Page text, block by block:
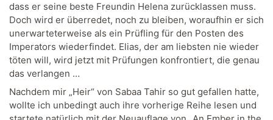
dass er seine beste Freundin Helena zurücklassen muss.
Doch wird er überredet, noch zu bleiben, woraufhin er sich
unerwarteterweise als ein Prüfling für den Posten des
Imperators wiederfindet. Elias, der am liebsten nie wieder
töten will, wird jetzt mit Prüfungen konfrontiert, die genau
das verlangen …
Nachdem mir „Heir“ von Sabaa Tahir so gut gefallen hatte,
wollte ich unbedingt auch ihre vorherige Reihe lesen und